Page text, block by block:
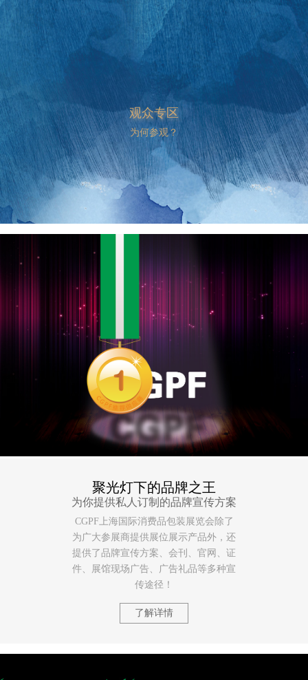
观众专区
为何参观？
聚光灯下的品牌之王
为你提供私人订制的品牌宣传方案
CGPF上海国际消费品包装展览会除了
为广大参展商提供展位展示产品外，还
提供了品牌宣传方案、会刊、官网、证
件、展馆现场广告、广告礼品等多种宣
传途径！
了解详情